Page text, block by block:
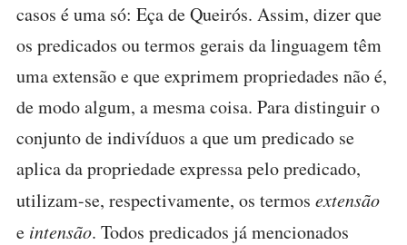
casos é uma só: Eça de Queirós. Assim, dizer que
os predicados ou termos gerais da linguagem têm
uma extensão e que exprimem propriedades não é,
de modo algum, a mesma coisa. Para distinguir o
conjunto de indivíduos a que um predicado se
aplica da propriedade expressa pelo predicado,
utilizam-se, respectivamente, os termos extensão
e intensão. Todos predicados já mencionados